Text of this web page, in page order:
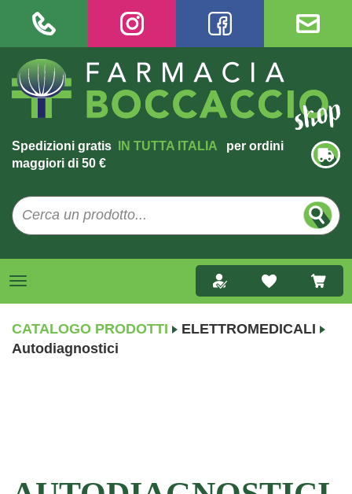
Spedizioni gratis IN TUTTA ITALIA
per ordini
maggiori di 50 €
CATALOGO PRODOTTI
ELETTROMEDICALI
Autodiagnostici